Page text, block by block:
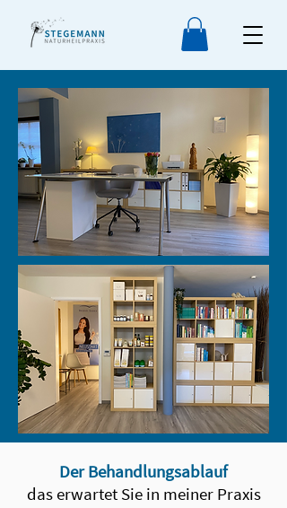
Der Behandlungsablauf
das erwartet Sie in meiner Praxis